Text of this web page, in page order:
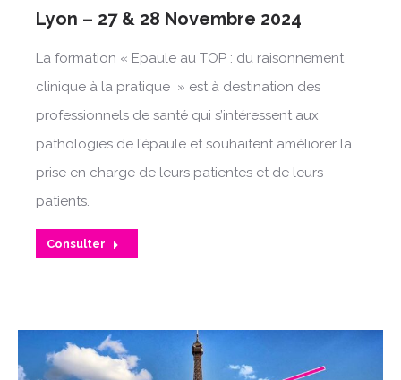
Lyon – 27 & 28 Novembre 2024
La formation « Epaule au TOP : du raisonnement
clinique à la pratique » est à destination des
professionnels de santé qui s’intéressent aux
pathologies de l’épaule et souhaitent améliorer la
prise en charge de leurs patientes et de leurs
patients.
Consulter